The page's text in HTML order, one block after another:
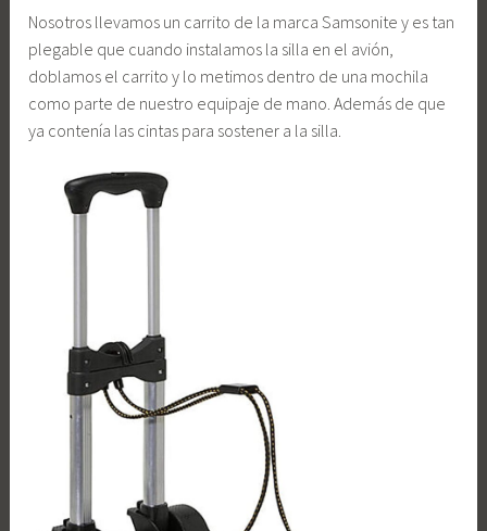
Nosotros llevamos un carrito de la marca Samsonite y es tan
plegable que cuando instalamos la silla en el avión,
doblamos el carrito y lo metimos dentro de una mochila
como parte de nuestro equipaje de mano. Además de que
ya contenía las cintas para sostener a la silla.